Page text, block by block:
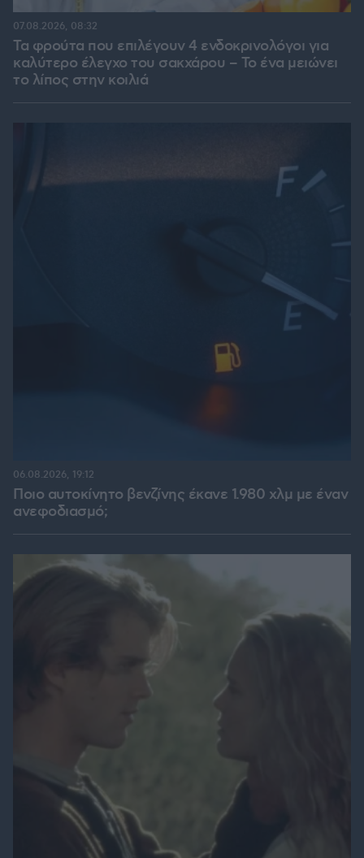
Τα φρούτα που επιλέγουν 4 ενδοκρινολόγοι για
καλύτερο έλεγχο του σακχάρου – Το ένα μειώνει
το λίπος στην κοιλιά
07.08.2026, 08:32
Ποιο αυτοκίνητο βενζίνης έκανε 1.980 χλμ με έναν
ανεφοδιασμό;
06.08.2026, 19:12